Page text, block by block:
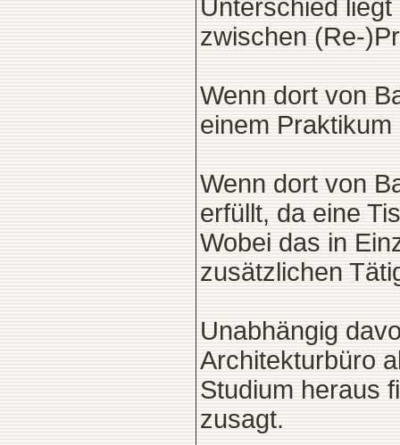
Unterschied
zwischen (Re-
Wenn dort von
einem
Wenn dort von
erfüllt, da eine
Wobei das in
zusätzlichen
Unabhängig
Architekturbüro
Studium heraus
zusagt.